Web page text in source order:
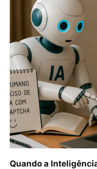
Quando a